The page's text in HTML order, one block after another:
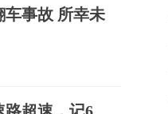
车事故 所幸未